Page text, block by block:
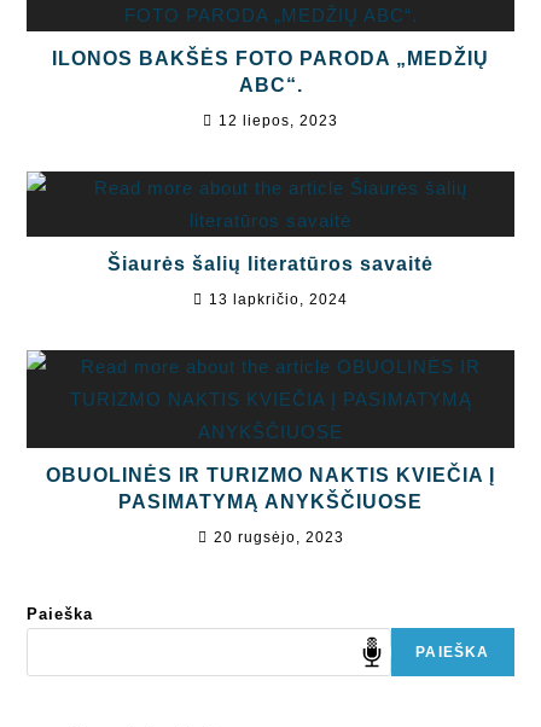
ILONOS BAKŠĖS FOTO PARODA „MEDŽIŲ
ABC“.
12 liepos, 2023
Šiaurės šalių literatūros savaitė
13 lapkričio, 2024
OBUOLINĖS IR TURIZMO NAKTIS KVIEČIA Į
PASIMATYMĄ ANYKŠČIUOSE
20 rugsėjo, 2023
Paieška
PAIEŠKA